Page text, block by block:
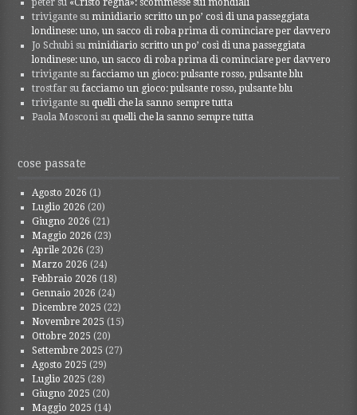
peter su «Cristo regna»: scommesse sui mondiali
trivigante suminidiario scritto un po’ così di una passeggiata
londinese: uno, un sacco di roba prima di cominciare per davvero
Jo Schubi suminidiario scritto un po’ così di una passeggiata
londinese: uno, un sacco di roba prima di cominciare per davvero
trivigante sufacciamo un gioco: pulsante rosso, pulsante blu
trostfar sufacciamo un gioco: pulsante rosso, pulsante blu
trivigante suquelli che la sanno sempre tutta
Paola Mosconi suquelli che la sanno sempre tutta
cose passate
Agosto 2026 (1)
Luglio 2026 (20)
Giugno 2026 (21)
Maggio 2026 (23)
Aprile 2026 (23)
Marzo 2026 (24)
Febbraio 2026 (18)
Gennaio 2026 (24)
Dicembre 2025 (22)
Novembre 2025 (15)
Ottobre 2025 (20)
Settembre 2025 (27)
Agosto 2025 (29)
Luglio 2025 (28)
Giugno 2025 (20)
Maggio 2025 (14)